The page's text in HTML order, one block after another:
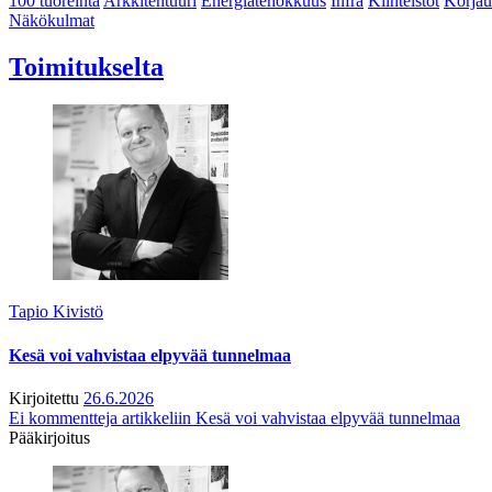
Näkökulmat
Toimitukselta
Tapio Kivistö
Kesä voi vahvistaa elpyvää tunnelmaa
Kirjoitettu 26.6.2026
Ei kommentteja artikkeliin Kesä voi vahvistaa elpyvää tunnelmaa
Pääkirjoitus